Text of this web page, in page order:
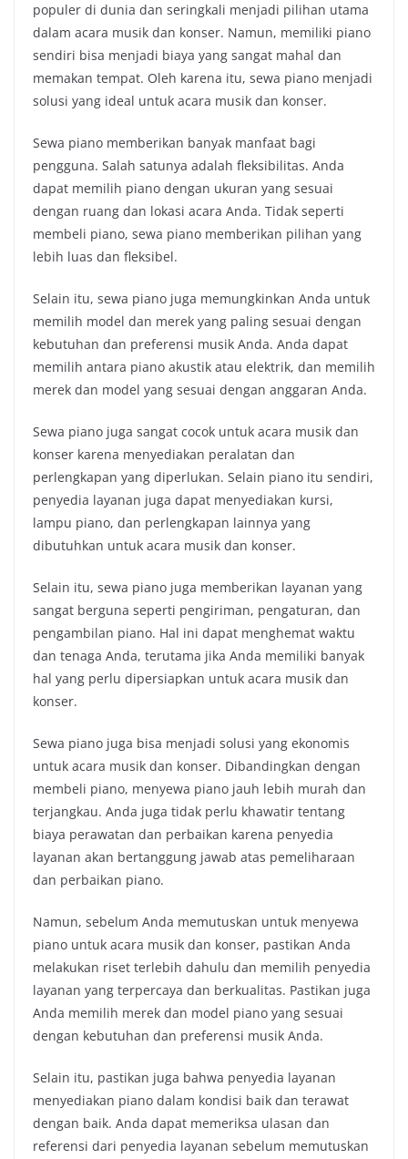
populer di dunia dan seringkali menjadi pilihan utama
dalam acara musik dan konser. Namun, memiliki piano
sendiri bisa menjadi biaya yang sangat mahal dan
memakan tempat. Oleh karena itu, sewa piano menjadi
solusi yang ideal untuk acara musik dan konser.
Sewa piano memberikan banyak manfaat bagi
pengguna. Salah satunya adalah fleksibilitas. Anda
dapat memilih piano dengan ukuran yang sesuai
dengan ruang dan lokasi acara Anda. Tidak seperti
membeli piano, sewa piano memberikan pilihan yang
lebih luas dan fleksibel.
Selain itu, sewa piano juga memungkinkan Anda untuk
memilih model dan merek yang paling sesuai dengan
kebutuhan dan preferensi musik Anda. Anda dapat
memilih antara piano akustik atau elektrik, dan memilih
merek dan model yang sesuai dengan anggaran Anda.
Sewa piano juga sangat cocok untuk acara musik dan
konser karena menyediakan peralatan dan
perlengkapan yang diperlukan. Selain piano itu sendiri,
penyedia layanan juga dapat menyediakan kursi,
lampu piano, dan perlengkapan lainnya yang
dibutuhkan untuk acara musik dan konser.
Selain itu, sewa piano juga memberikan layanan yang
sangat berguna seperti pengiriman, pengaturan, dan
pengambilan piano. Hal ini dapat menghemat waktu
dan tenaga Anda, terutama jika Anda memiliki banyak
hal yang perlu dipersiapkan untuk acara musik dan
konser.
Sewa piano juga bisa menjadi solusi yang ekonomis
untuk acara musik dan konser. Dibandingkan dengan
membeli piano, menyewa piano jauh lebih murah dan
terjangkau. Anda juga tidak perlu khawatir tentang
biaya perawatan dan perbaikan karena penyedia
layanan akan bertanggung jawab atas pemeliharaan
dan perbaikan piano.
Namun, sebelum Anda memutuskan untuk menyewa
piano untuk acara musik dan konser, pastikan Anda
melakukan riset terlebih dahulu dan memilih penyedia
layanan yang terpercaya dan berkualitas. Pastikan juga
Anda memilih merek dan model piano yang sesuai
dengan kebutuhan dan preferensi musik Anda.
Selain itu, pastikan juga bahwa penyedia layanan
menyediakan piano dalam kondisi baik dan terawat
dengan baik. Anda dapat memeriksa ulasan dan
referensi dari penyedia layanan sebelum memutuskan